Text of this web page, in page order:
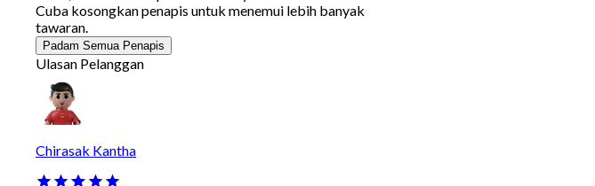
Cuba kosongkan penapis untuk menemui lebih banyak
tawaran.
Padam Semua Penapis
Ulasan Pelanggan
Chirasak Kantha